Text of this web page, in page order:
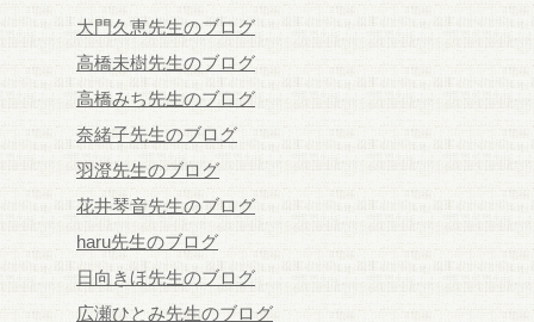
大門久恵先生のブログ
高橋未樹先生のブログ
高橋みち先生のブログ
奈緒子先生のブログ
羽澄先生のブログ
花井琴音先生のブログ
haru先生のブログ
日向きほ先生のブログ
広瀬ひとみ先生のブログ